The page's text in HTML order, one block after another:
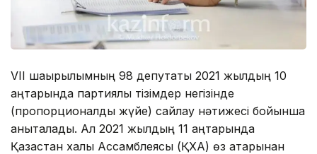
VII шақырылымның 98 депутаты 2021 жылдың 10
қаңтарында партиялық тізімдер негізінде
(пропорционалды жүйе) сайлау нәтижесі бойынша
анықталады. Ал 2021 жылдың 11 қаңтарында
Қазақстан халқы Ассамблеясы (ҚХА) өз қатарынан